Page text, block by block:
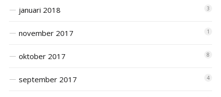
januari 2018 3
november 2017 1
oktober 2017 8
september 2017 4